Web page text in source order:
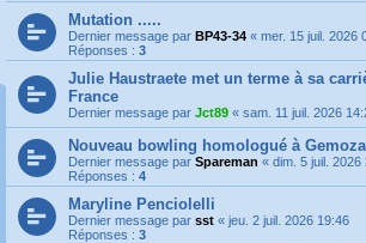
Mutation .....
Dernier message par BP43-34 « mer. 15 juil. 2026
Réponses : 3
Julie Haustraete met un terme à sa
France
Dernier message par Jct89 « sam. 11 juil. 2026
Nouveau bowling homologué à
Dernier message par Spareman « dim. 5 juil. 2026
Réponses : 4
Maryline Penciolelli
Dernier message par sst « jeu. 2 juil. 2026 19:46
Réponses : 3